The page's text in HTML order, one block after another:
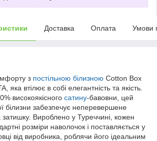
Доставка Оплата Умови
з постільною білизною Cotton Box
яка втілює в собі елегантність та якість.
високоякісного сатину-бавовни, цей
білизни забезпечує неперевершене
затишку. Вироблено у Туреччині, кожен
розміри наволочок і поставляється у
від виробника, роблячи його ідеальним